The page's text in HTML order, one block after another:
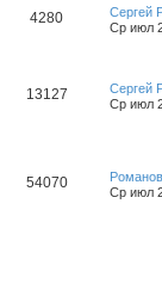
4280
Сергей
Ср июл
13127
Сергей
Ср июл
54070
Ср июл